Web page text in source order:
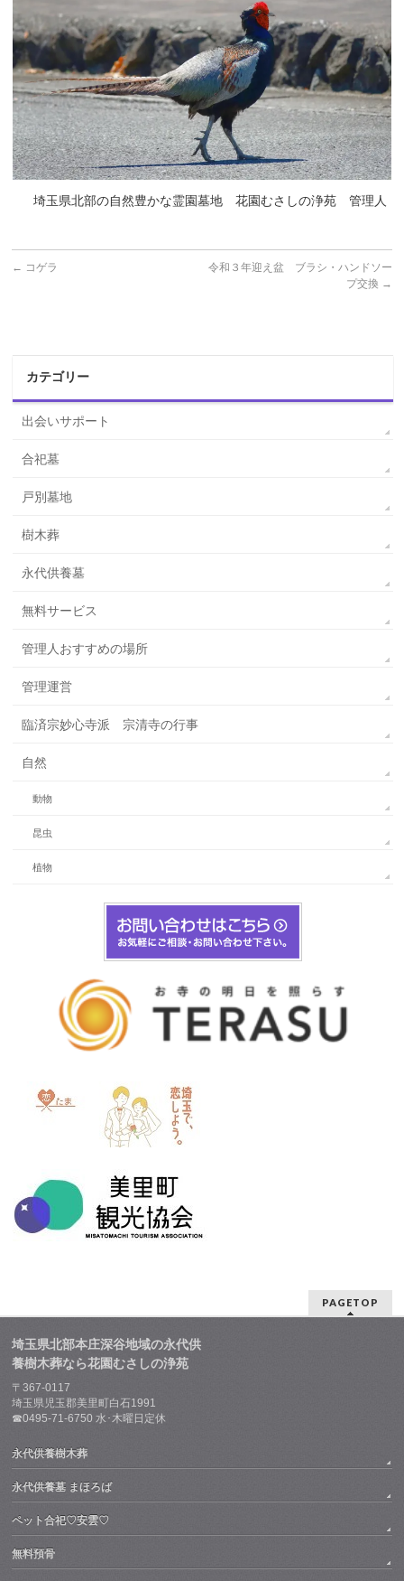
埼玉県北部の自然豊かな霊園墓地 花園むさしの浄苑 管理人
← コゲラ
令和３年迎え盆 ブラシ・ハンドソー
プ交換 →
カテゴリー
出会いサポート
合祀墓
戸別墓地
樹木葬
永代供養墓
無料サービス
管理人おすすめの場所
管理運営
臨済宗妙心寺派 宗清寺の行事
自然
動物
昆虫
植物
PAGETOP
埼玉県北部本庄深谷地域の永代供
養樹木葬なら花園むさしの浄苑
〒367-0117
埼玉県児玉郡美里町白石1991
☎0495-71-6750 水･木曜日定休
永代供養樹木葬
永代供養墓 まほろば
ペット合祀♡安雲♡
無料預骨